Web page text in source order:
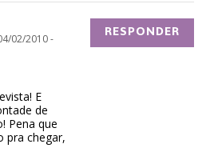
02/2010 -
E
de
Pena que
pra chegar,
RESPONDER